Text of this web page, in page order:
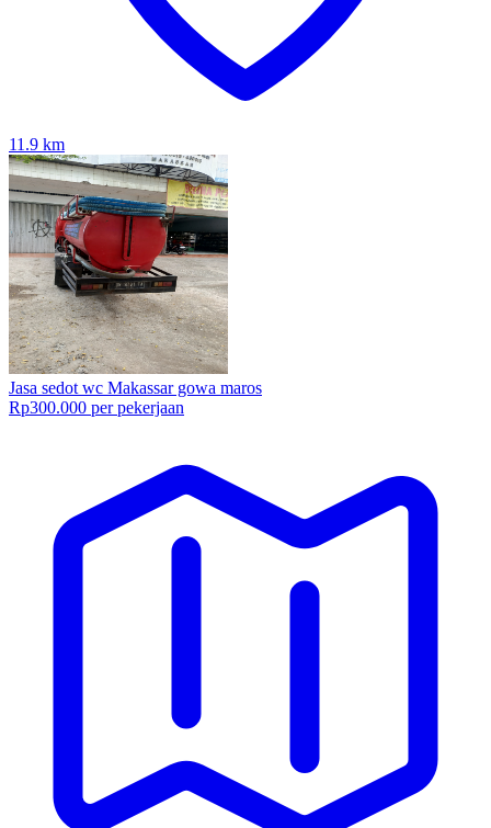
11.9 km
Jasa sedot wc Makassar gowa maros
Rp300.000 per pekerjaan